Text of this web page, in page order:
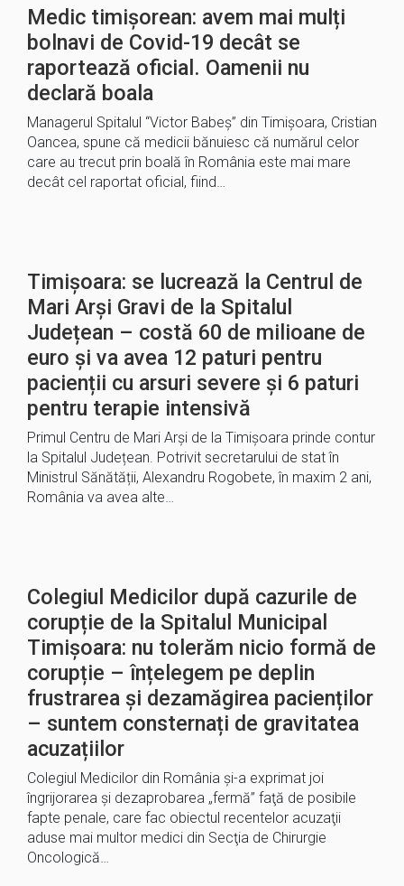
Medic timișorean: avem mai mulți
bolnavi de Covid-19 decât se
raportează oficial. Oamenii nu
declară boala
Managerul Spitalul “Victor Babeș” din Timișoara, Cristian
Oancea, spune că medicii bănuiesc că numărul celor
care au trecut prin boală în România este mai mare
decât cel raportat oficial, fiind…
Timișoara: se lucrează la Centrul de
Mari Arși Gravi de la Spitalul
Județean – costă 60 de milioane de
euro și va avea 12 paturi pentru
pacienții cu arsuri severe și 6 paturi
pentru terapie intensivă
Primul Centru de Mari Arși de la Timișoara prinde contur
la Spitalul Județean. Potrivit secretarului de stat în
Ministrul Sănătății, Alexandru Rogobete, în maxim 2 ani,
România va avea alte…
Colegiul Medicilor după cazurile de
corupție de la Spitalul Municipal
Timișoara: nu tolerăm nicio formă de
corupție – înțelegem pe deplin
frustrarea şi dezamăgirea pacienților
– suntem consternați de gravitatea
acuzațiilor
Colegiul Medicilor din România şi-a exprimat joi
îngrijorarea şi dezaprobarea „fermă” faţă de posibile
fapte penale, care fac obiectul recentelor acuzaţii
aduse mai multor medici din Secţia de Chirurgie
Oncologică…